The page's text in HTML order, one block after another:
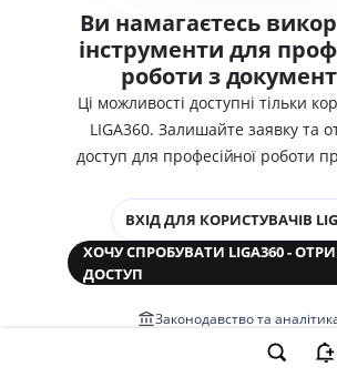
Ви намагаєтесь
інструменти для
роботи з
Ці можливості доступні тільки
LIGA360. Залишайте заявку та
доступ для професійної роботи
ВХІД ДЛЯ КОРИСТУВАЧІВ
ХОЧУ СПРОБУВАТИ LIGA360 -
ДОСТУП
Законодавство та
Перевірка компаній та